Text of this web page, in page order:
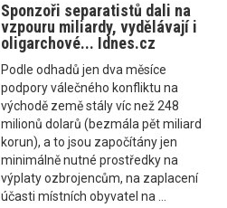
Sponzoři separatistů dali na
vzpouru miliardy, vydělávají i
oligarchové... Idnes.cz
Podle odhadů jen dva měsíce
podpory válečného konfliktu na
východě země stály víc než 248
milionů dolarů (bezmála pět miliard
korun), a to jsou započítány jen
minimálně nutné prostředky na
výplaty ozbrojencům, na zaplacení
účasti místních obyvatel na ...